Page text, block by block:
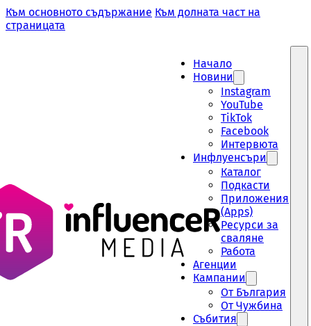
Към основното съдържание Към долната част на
страницата
Начало
Новини
Instagram
YouTube
TikTok
Facebook
Интервюта
Инфлуенсъри
Каталог
Подкасти
Приложения
(Apps)
Ресурси за
сваляне
Работа
Aгенции
Кампании
От България
От Чужбина
Събития